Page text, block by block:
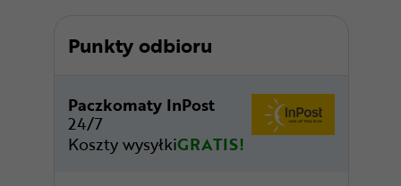
Punkty odbioru
Paczkomaty InPost
24/7
Koszty wysyłkiGRATIS!